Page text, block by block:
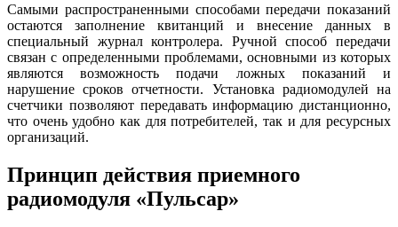
Самыми распространенными способами передачи показаний
остаются заполнение квитанций и внесение данных в
специальный журнал контролера. Ручной способ передачи
связан с определенными проблемами, основными из которых
являются возможность подачи ложных показаний и
нарушение сроков отчетности. Установка радиомодулей на
счетчики позволяют передавать информацию дистанционно,
что очень удобно как для потребителей, так и для ресурсных
организаций.
Принцип действия приемного
радиомодуля «Пульсар»